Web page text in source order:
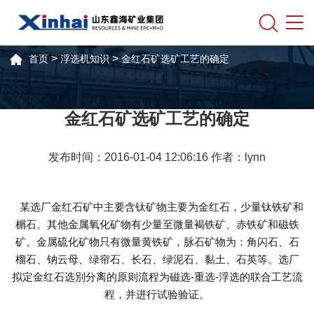
首页>浮选机知识>金红石矿选矿工艺的确定
金红石矿选矿工艺的确定
发布时间：2016-01-04 12:06:16 作者：lynn
某选厂金红石矿中主要含钛矿物主要为金红石，少量钛铁矿和
榍石。其他金属氧化矿物有少量至微量褐铁矿、赤铁矿和磁铁
矿。金属硫化矿物只有微量黄铁矿，脉石矿物为：角闪石、石
榴石、钠云母、绿帘石、长石、绿泥石、黏土、石英等。选厂
拟定金红石选別分离的原则流程为磁选-重选-浮选的联合工艺流
程，并进行试验验证。